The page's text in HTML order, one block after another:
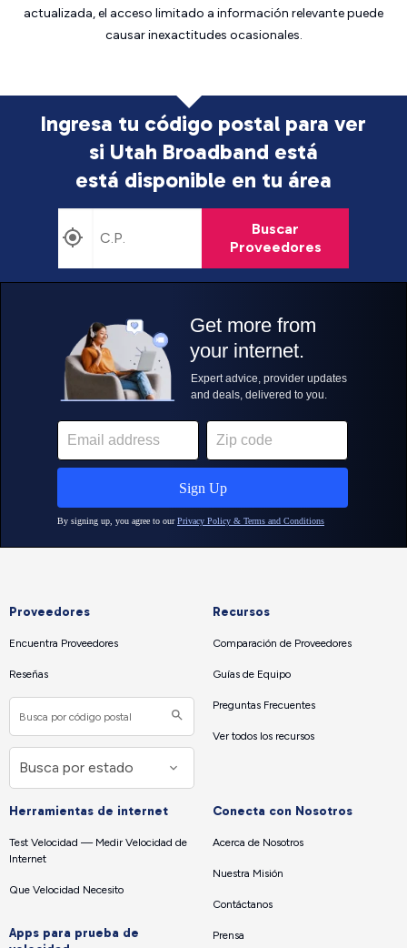
actualizada, el acceso limitado a información relevante puede
causar inexactitudes ocasionales.
Ingresa tu código postal para ver
si Utah Broadband está
está disponible en tu área
Buscar
Proveedores
Proveedores
Encuentra Proveedores
Reseñas
Recursos
Comparación de Proveedores
Guías de Equipo
Preguntas Frecuentes
Ver todos los recursos
Herramientas de internet
Test Velocidad — Medir Velocidad de
Internet
Que Velocidad Necesito
Apps para prueba de
Conecta con Nosotros
Acerca de Nosotros
Nuestra Misión
Contáctanos
Prensa